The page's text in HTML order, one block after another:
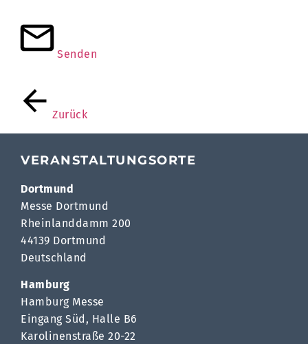
Senden
Zurück
VERANSTALTUNGSORTE
Dortmund
Messe Dortmund
Rheinlanddamm 200
44139 Dortmund
Deutschland
Hamburg
Hamburg Messe
Eingang Süd, Halle B6
Karolinenstraße 20-22